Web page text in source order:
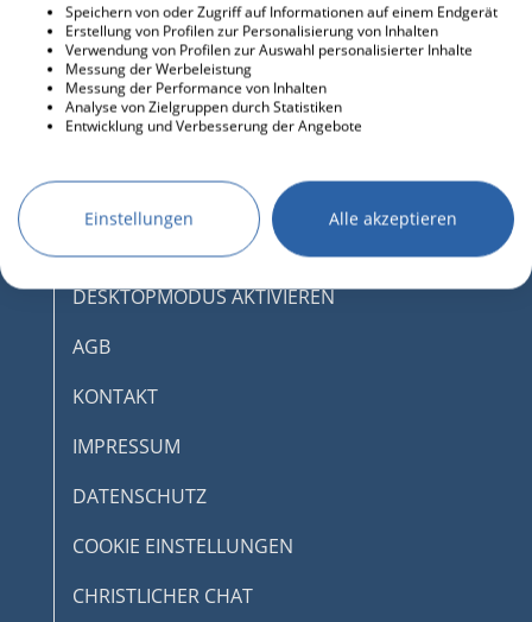
DESKTOPMODUS AKTIVIEREN
AGB
KONTAKT
IMPRESSUM
DATENSCHUTZ
COOKIE EINSTELLUNGEN
CHRISTLICHER CHAT
Speichern von oder Zugriff auf Informationen auf einem Endgerät
Erstellung von Profilen zur Personalisierung von Inhalten
Verwendung von Profilen zur Auswahl personalisierter Inhalte
Messung der Werbeleistung
Messung der Performance von Inhalten
Analyse von Zielgruppen durch Statistiken
Entwicklung und Verbesserung der Angebote
Einstellungen Alle akzeptieren